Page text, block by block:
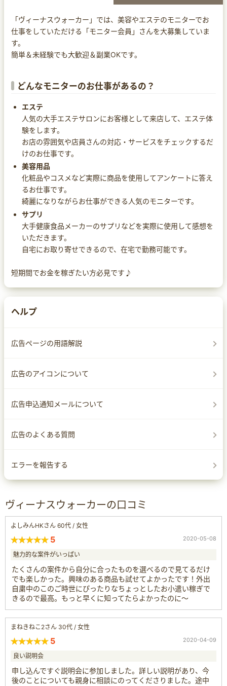
「ヴィーナスウォーカー」では、美容やエステのモニターでお
仕事をしていただける「モニター会員」さんを大募集していま
す。
簡単＆未経験でも大歓迎＆副業OKです。
どんなモニターのお仕事があるの？
エステ
人気の大手エステサロンにお客様として来店して、エステ体
験をします。
お店の雰囲気や店員さんの対応・サービスをチェックするだ
けのお仕事です。
美容用品
化粧品やコスメなど実際に商品を使用してアンケートに答え
るお仕事です。
綺麗になりながらお仕事ができる人気のモニターです。
サプリ
大手健康食品メーカーのサプリなどを実際に使用して感想を
いただきます。
自宅にお取り寄せできるので、在宅で勤務可能です。
短期間でお金を稼ぎたい方必見です♪
ヘルプ
広告ページの用語解説
広告のアイコンについて
広告申込通知メールについて
広告のよくある質問
エラーを報告する
ヴィーナスウォーカーの口コミ
よしみんHKさん 60代 / 女性
5 2020-05-08
魅力的な案件がいっぱい
たくさんの案件から自分に合ったものを選べるので見てるだけ
でも楽しかった。興味のある商品も試せてよかったです！外出
自粛中のこのご時世にぴったりなちょっとしたお小遣い稼ぎで
きるので最高。もっと早くに知ってたらよかったのに〜
まねきねこ2さん 30代 / 女性
5 2020-04-09
良い説明会
申し込んですぐ説明会に参加しました。詳しい説明があり、今
後のことについても親身に相談にのってくださりました。途中